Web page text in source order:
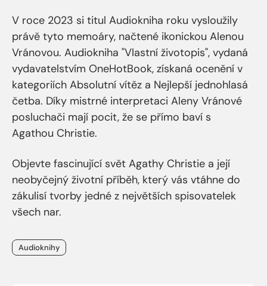
V roce 2023 si titul Audiokniha roku vysloužily
právě tyto memoáry, načtené ikonickou Alenou
Vránovou. Audiokniha "Vlastní životopis", vydaná
vydavatelstvím OneHotBook, získaná ocenění v
kategoriích Absolutní vítěz a Nejlepší jednohlasá
četba. Díky mistrné interpretaci Aleny Vránové
posluchači mají pocit, že se přímo baví s
Agathou Christie.
Objevte fascinující svět Agathy Christie a její
neobyčejný životní příběh, který vás vtáhne do
zákulisí tvorby jedné z největších spisovatelek
všech nar.
Štítky
Audioknihy